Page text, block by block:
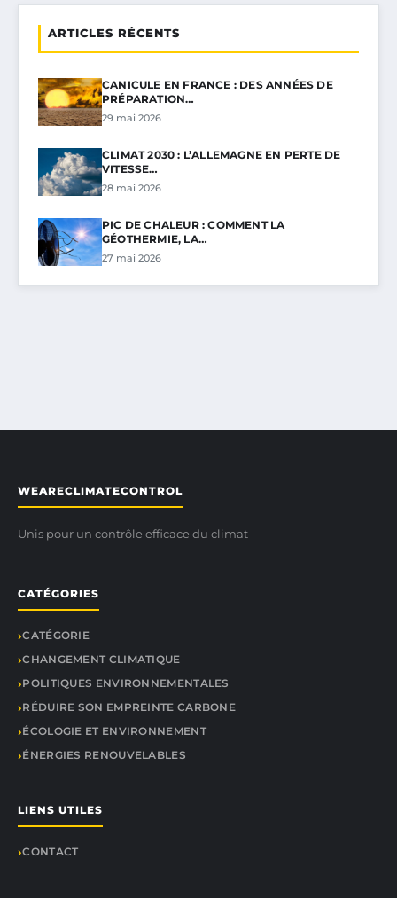
ARTICLES RÉCENTS
CANICULE EN FRANCE : DES ANNÉES DE
PRÉPARATION…
29 mai 2026
CLIMAT 2030 : L’ALLEMAGNE EN PERTE DE
VITESSE…
28 mai 2026
PIC DE CHALEUR : COMMENT LA
GÉOTHERMIE, LA…
27 mai 2026
WEARECLIMATECONTROL
Unis pour un contrôle efficace du climat
CATÉGORIES
CATÉGORIE
CHANGEMENT CLIMATIQUE
POLITIQUES ENVIRONNEMENTALES
RÉDUIRE SON EMPREINTE CARBONE
ÉCOLOGIE ET ENVIRONNEMENT
ÉNERGIES RENOUVELABLES
LIENS UTILES
CONTACT